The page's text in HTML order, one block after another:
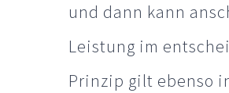
und dann kann
Leistung im
Prinzip gilt ebenso